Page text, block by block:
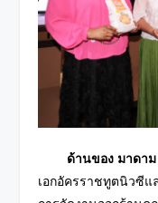
ด้านของ มาดาม
เอกอัครราชทูตนิวซีแ